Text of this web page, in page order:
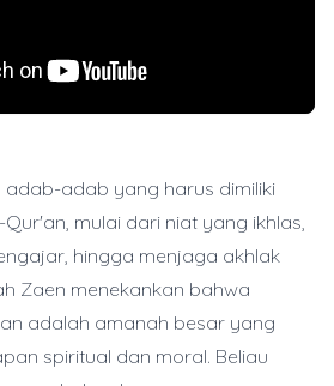
adab-adab yang harus dimiliki
mulai dari niat yang ikhlas,
hingga menjaga akhlak
Zaen menekankan bahwa
adalah amanah besar yang
spiritual dan moral. Beliau